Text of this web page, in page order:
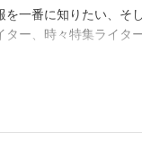
を一番に知りたい、
ター、時々特集ライタ